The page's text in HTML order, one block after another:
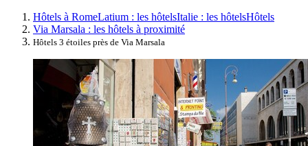
Hôtels à RomeLatium : les hôtelsItalie : les hôtelsHôtels
Via Marsala : les hôtels à proximité
Hôtels 3 étoiles près de Via Marsala